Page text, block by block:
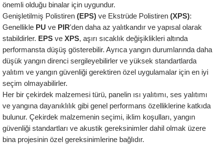
önemli olduğu binalar için uygundur.
Genişletilmiş Polistiren (EPS) ve Ekstrüde Polistiren (XPS):
Genellikle PU ve PIR'den daha az yalıtkandır ve yapısal olarak
stabildirler. EPS ve XPS, aşırı sıcaklık değişiklikleri altında
performansta düşüş gösterebilir. Ayrıca yangın durumlarında daha
düşük yangın direnci sergileyebilirler ve yüksek standartlarda
yalıtım ve yangın güvenliği gerektiren özel uygulamalar için en iyi
seçim olmayabilirler.
Her bir çekirdek malzemesi türü, panelin ısı yalıtımı, ses yalıtımı
ve yangına dayanıklılık gibi genel performans özelliklerine katkıda
bulunur. Çekirdek malzemenin seçimi, iklim koşulları, yangın
güvenliği standartları ve akustik gereksinimler dahil olmak üzere
bina projesinin özel gereksinimlerine bağlıdır.